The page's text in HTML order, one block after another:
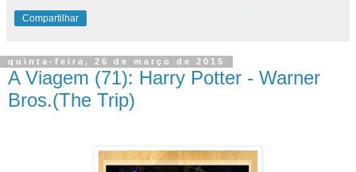
Compartilhar
quinta-feira, 26 de março de 2015
A Viagem (71): Harry Potter - Warner
Bros.(The Trip)